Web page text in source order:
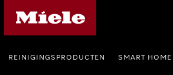
REINIGINGSPRODUCTEN SMART HOME